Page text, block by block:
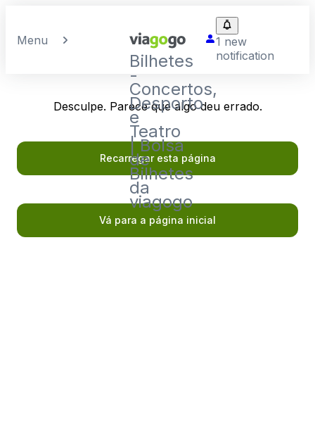
Menu
Bilhetes
-
Concertos,
Desporto
e
Teatro
| Bolsa
de
Bilhetes
da
viagogo
1 new
notification
Desculpe. Parece que algo deu errado.
Recarregar esta página
Vá para a página inicial